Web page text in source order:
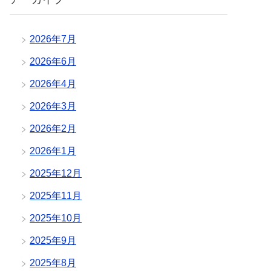
2026年7月
2026年6月
2026年4月
2026年3月
2026年2月
2026年1月
2025年12月
2025年11月
2025年10月
2025年9月
2025年8月